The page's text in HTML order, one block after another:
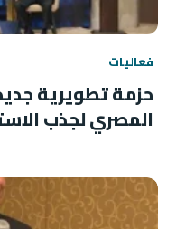
فعاليات
حزمة تطويرية
المصري لجذب